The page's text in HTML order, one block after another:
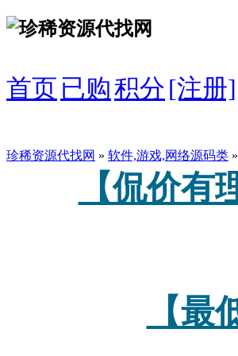
首页 已购积分[注册]
珍稀资源代找网 » 软件,游戏,网络源码类
【侃价有
【最